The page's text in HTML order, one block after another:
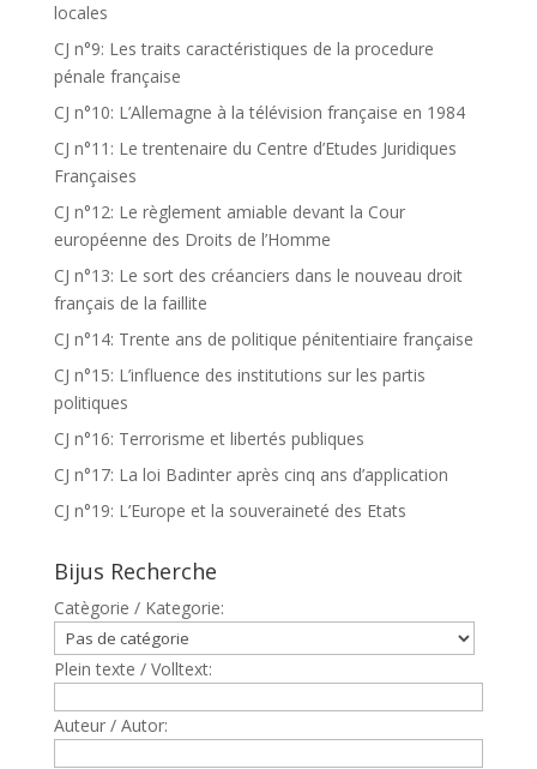
locales
CJ n°9: Les traits caractéristiques de la procedure
pénale française
CJ n°10: L’Allemagne à la télévision française en 1984
CJ n°11: Le trentenaire du Centre d’Etudes Juridiques
Françaises
CJ n°12: Le règlement amiable devant la Cour
européenne des Droits de l’Homme
CJ n°13: Le sort des créanciers dans le nouveau droit
français de la faillite
CJ n°14: Trente ans de politique pénitentiaire française
CJ n°15: L’influence des institutions sur les partis
politiques
CJ n°16: Terrorisme et libertés publiques
CJ n°17: La loi Badinter après cinq ans d’application
CJ n°19: L’Europe et la souveraineté des Etats
Bijus Recherche
Catègorie / Kategorie:
Plein texte / Volltext:
Auteur / Autor: